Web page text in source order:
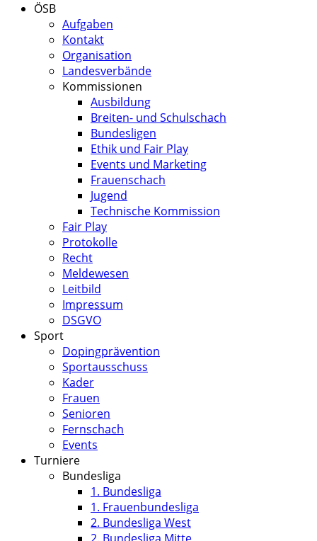
ÖSB
Aufgaben
Kontakt
Organisation
Landesverbände
Kommissionen
Ausbildung
Breiten- und Schulschach
Bundesligen
Ethik und Fair Play
Events und Marketing
Frauenschach
Jugend
Technische Kommission
Fair Play
Protokolle
Recht
Meldewesen
Leitbild
Impressum
DSGVO
Sport
Dopingprävention
Sportausschuss
Kader
Frauen
Senioren
Fernschach
Events
Turniere
Bundesliga
1. Bundesliga
1. Frauenbundesliga
2. Bundesliga West